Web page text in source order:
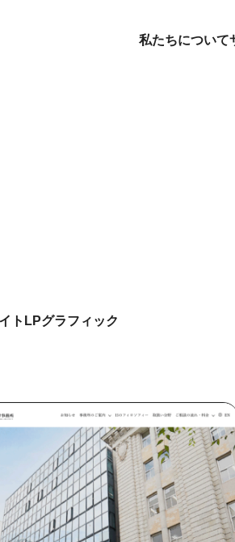
私たちについて
ーポリシー
ト LPグラフィック